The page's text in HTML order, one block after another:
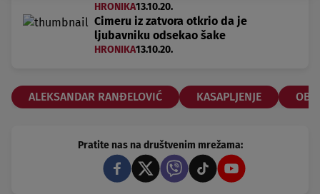
HRONIKA13.10.20.
Cimeru iz zatvora otkrio da je
ljubavniku odsekao šake
HRONIKA13.10.20.
ALEKSANDAR RANĐELOVIĆ KASAPLJENJE
Pratite nas na društvenim mrežama: